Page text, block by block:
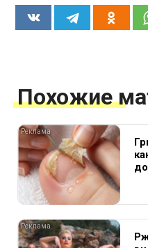
Похожие